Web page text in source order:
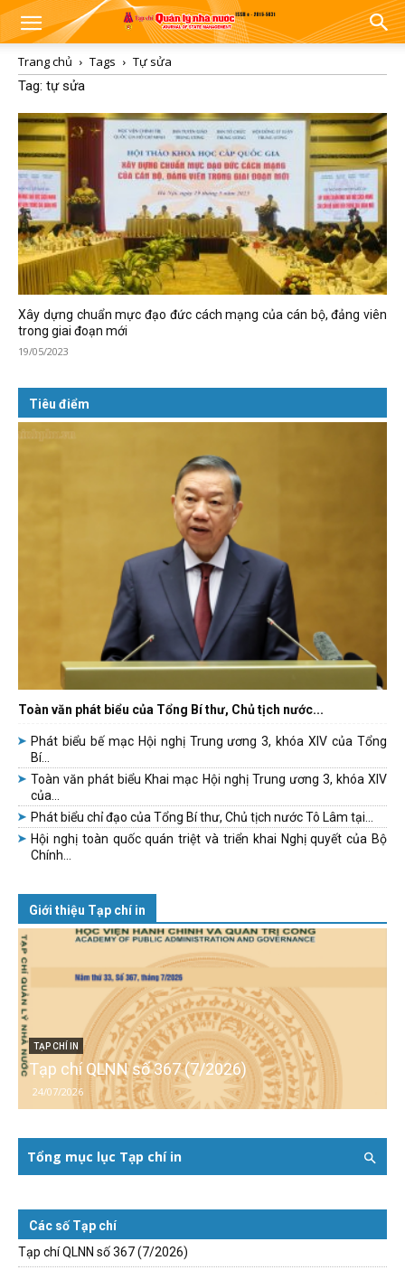
Trang chủ Tags
Tự sửa
Tag: tự sửa
Xây dựng chuẩn mực đạo đức cách mạng của cán bộ, đảng viên
trong giai đoạn mới
19/05/2023
Tiêu điểm
Toàn văn phát biểu của Tổng Bí thư, Chủ tịch nước...
Phát biểu bế mạc Hội nghị Trung ương 3, khóa XIV của Tổng
Bí...
Toàn văn phát biểu Khai mạc Hội nghị Trung ương 3, khóa XIV
của...
Phát biểu chỉ đạo của Tổng Bí thư, Chủ tịch nước Tô Lâm tại...
Hội nghị toàn quốc quán triệt và triển khai Nghị quyết của Bộ
Chính...
Giới thiệu Tạp chí in
TẠP CHÍ IN
Tạp chí QLNN số 367 (7/2026)
24/07/2026
Tổng mục lục Tạp chí in
Các số Tạp chí
Tạp chí QLNN số 367 (7/2026)